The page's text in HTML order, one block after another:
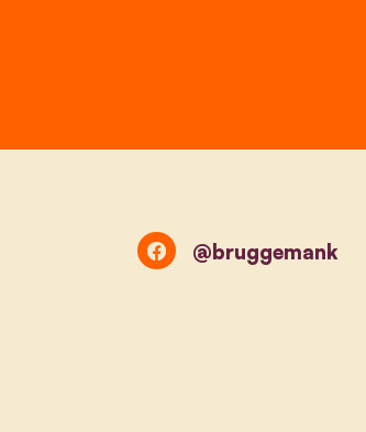
@bruggemank